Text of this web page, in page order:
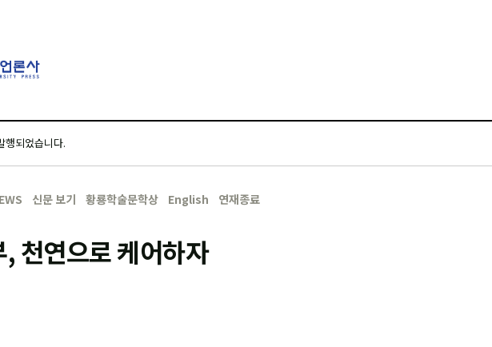
행되었습니다.
신문 보기 황룡학술문학상 English 연재종료
천연으로 케어하자